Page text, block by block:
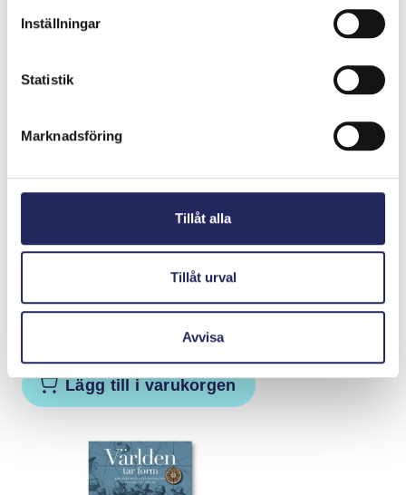
Inställningar
Statistik
Marknadsföring
Tillåt alla
Tillåt urval
Avvisa